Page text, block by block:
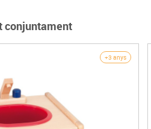
conjuntament
+3 anys